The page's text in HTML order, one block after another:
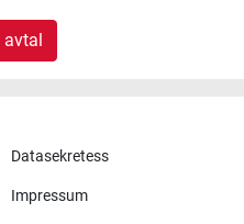
Datasekretess
Impressum